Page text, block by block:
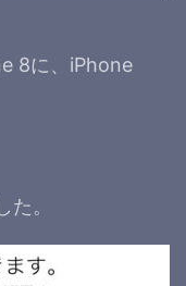
8に、iPhone
。